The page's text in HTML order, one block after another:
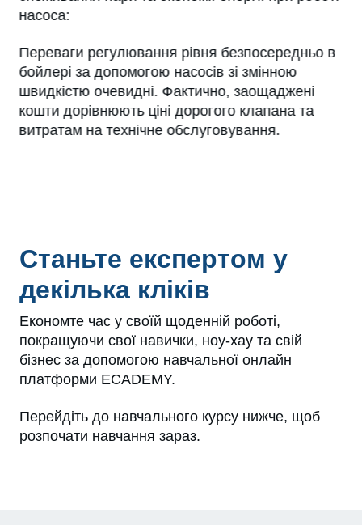
насоса:
Переваги регулювання рівня безпосередньо в
бойлері за допомогою насосів зі змінною
швидкістю очевидні. Фактично, заощаджені
кошти дорівнюють ціні дорогого клапана та
витратам на технічне обслуговування.
Станьте експертом у
декілька кліків
Економте час у своїй щоденній роботі,
покращуючи свої навички, ноу-хау та свій
бізнес за допомогою навчальної онлайн
платформи ECADEMY.
Перейдіть до навчального курсу нижче, щоб
розпочати навчання зараз.